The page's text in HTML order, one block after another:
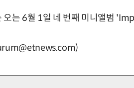
오는 6월 1일 네 번째 미니앨범